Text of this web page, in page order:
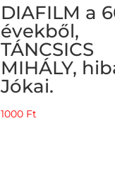
DIAFILM a
évekből,
TÁNCSICS
MIHÁLY,
Jókai.
1000 Ft